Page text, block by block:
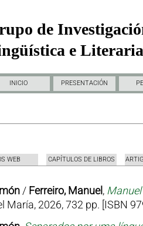
de
e
INICIO PRESENTACIÓN
WEB CAPÍTULOS DE LIBROS
/ Ferreiro, Manuel,
María, 2026, 732 pp. [ISBN